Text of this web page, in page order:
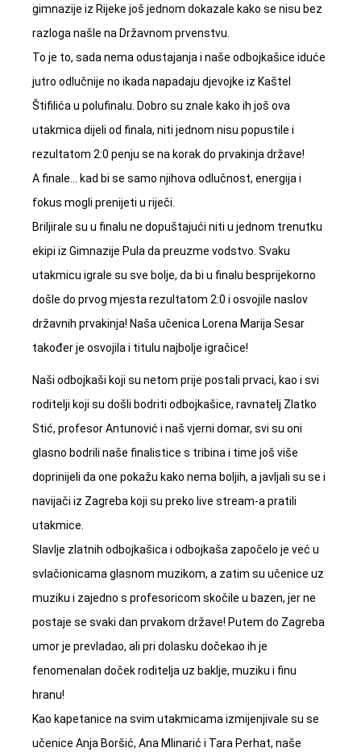
gimnazije iz Rijeke još jednom dokazale kako se nisu bez
razloga našle na Državnom prvenstvu.
To je to, sada nema odustajanja i naše odbojkašice iduće
jutro odlučnije no ikada napadaju djevojke iz Kaštel
Štifilića u polufinalu. Dobro su znale kako ih još ova
utakmica dijeli od finala, niti jednom nisu popustile i
rezultatom 2:0 penju se na korak do prvakinja države!
A finale… kad bi se samo njihova odlučnost, energija i
fokus mogli prenijeti u riječi.
Briljirale su u finalu ne dopuštajući niti u jednom trenutku
ekipi iz Gimnazije Pula da preuzme vodstvo. Svaku
utakmicu igrale su sve bolje, da bi u finalu besprijekorno
došle do prvog mjesta rezultatom 2:0 i osvojile naslov
državnih prvakinja! Naša učenica Lorena Marija Sesar
također je osvojila i titulu najbolje igračice!
Naši odbojkaši koji su netom prije postali prvaci, kao i svi
roditelji koji su došli bodriti odbojkašice, ravnatelj Zlatko
Stić, profesor Antunović i naš vjerni domar, svi su oni
glasno bodrili naše finalistice s tribina i time još više
doprinijeli da one pokažu kako nema boljih, a javljali su se i
navijači iz Zagreba koji su preko live stream-a pratili
utakmice.
Slavlje zlatnih odbojkašica i odbojkaša započelo je već u
svlačionicama glasnom muzikom, a zatim su učenice uz
muziku i zajedno s profesoricom skočile u bazen, jer ne
postaje se svaki dan prvakom države! Putem do Zagreba
umor je prevladao, ali pri dolasku dočekao ih je
fenomenalan doček roditelja uz baklje, muziku i finu
hranu!
Kao kapetanice na svim utakmicama izmijenjivale su se
učenice Anja Boršić, Ana Mlinarić i Tara Perhat, naše